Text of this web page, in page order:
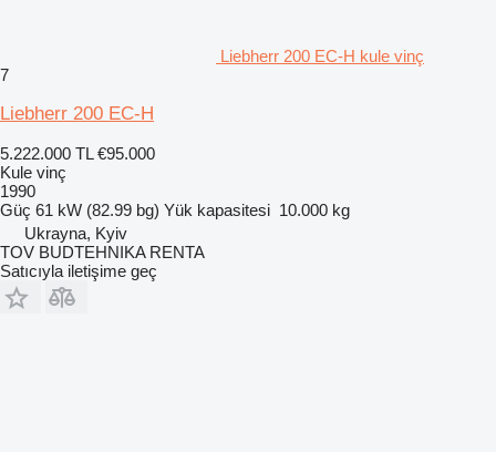
Liebherr 200 EC-H kule vinç
7
Liebherr 200 EC-H
5.222.000 TL €95.000
Kule vinç
1990
Güç 61 kW (82.99 bg) Yük kapasitesi 10.000 kg
Ukrayna, Kyiv
TOV BUDTEHNIKA RENTA
Satıcıyla iletişime geç